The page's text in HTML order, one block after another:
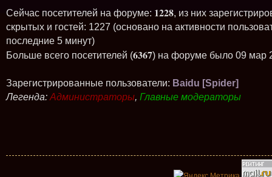
Сейчас посетителей на форуме: 1228, из них
скрытых и гостей: 1227 (основано на активности
последние 5 минут)
Больше всего посетителей (6367) на форуме было 09 мар
Зарегистрированные пользователи: Baidu [Spider]
Легенда: Администраторы, Главные модераторы